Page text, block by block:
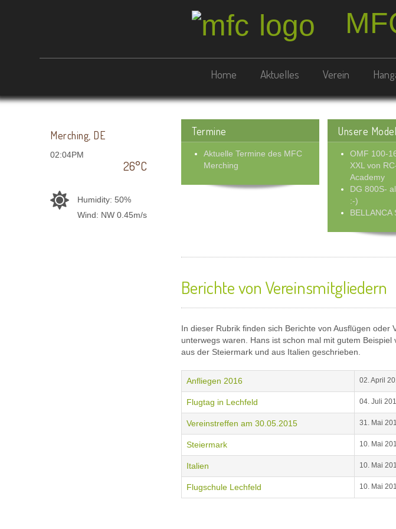
Home Aktuelles Verein
Merching, DE
02:04PM
26°C
Humidity: 50%
Wind: NW 0.45m/s
Termine
Aktuelle Termine des MFC
Merching
Unsere
OMF 100-
XXL von
Academy
DG 800S-
:-)
BELLANCA
Berichte von Vereinsmitgliedern
In dieser Rubrik finden sich Berichte von Ausflügen
unterwegs waren. Hans ist schon mal mit gutem
aus der Steiermark und aus Italien geschrieben.
Anfliegen 2016 02. April
Flugtag in Lechfeld 04. Juli
Vereinstreffen am 30.05.2015 31. Mai
Steiermark 10. Mai
Italien 10. Mai
Flugschule Lechfeld 10. Mai